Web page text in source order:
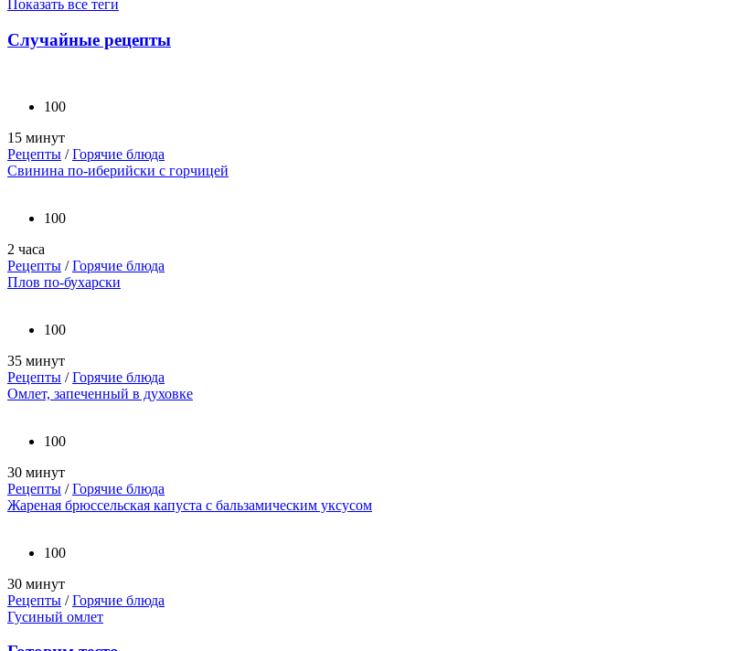
Показать все теги
Случайные рецепты
100
15 минут
Рецепты /Горячие блюда
Свинина по-иберийски с горчицей
100
2 часа
Рецепты /Горячие блюда
Плов по-бухарски
100
35 минут
Рецепты /Горячие блюда
Омлет, запеченный в духовке
100
30 минут
Рецепты /Горячие блюда
Жареная брюссельская капуста с бальзамическим уксусом
100
30 минут
Рецепты /Горячие блюда
Гусиный омлет